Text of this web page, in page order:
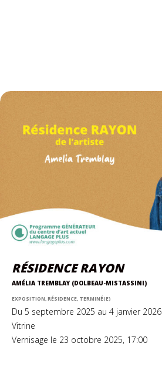
RÉSIDENCE RAYON
AMÉLIA TREMBLAY (DOLBEAU-MISTASSINI)
EXPOSITION, RÉSIDENCE, TERMINÉ(E)
Du 5 septembre 2025 au 4 janvier 2026
Vitrine
Vernisage le 23 octobre 2025, 17:00